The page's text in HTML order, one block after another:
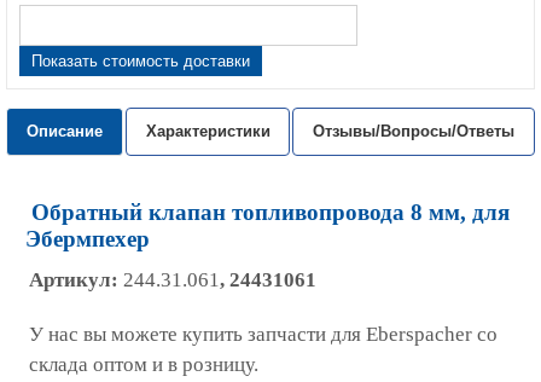
Показать стоимость доставки
Описание Характеристики Отзывы/Вопросы/Ответы
Обратный клапан топливопровода 8 мм, для
Эбермпехер
Артикул: 244.31.061, 24431061
У нас вы можете купить запчасти для Eberspacher со
склада оптом и в розницу.